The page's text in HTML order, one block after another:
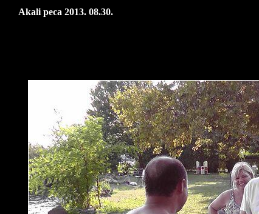
Akali peca 2013. 08.30.